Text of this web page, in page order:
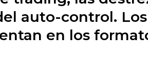
auto-control.
en los